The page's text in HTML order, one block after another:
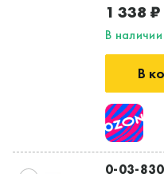
1 338 ₽
В наличии
В
0-03-830